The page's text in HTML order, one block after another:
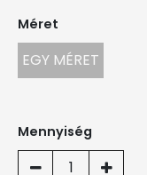
Méret
EGY MÉRET
Mennyiség
1